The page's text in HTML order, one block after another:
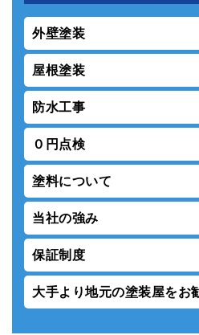
外壁塗装
屋根塗装
防水工事
０円点検
塗料について
当社の強み
保証制度
大手より地元の塗装屋をお